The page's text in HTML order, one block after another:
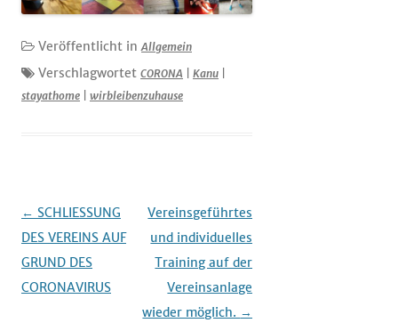
Veröffentlicht inAllgemein
Verschlagwortet CORONA Kanu
stayathome
wirbleibenzuhause
Beitrags-
Navigation
← SCHLIESSUNG
DES VEREINS AUF
GRUND DES
CORONAVIRUS
Vereinsgeführtes
und individuelles
Training auf der
Vereinsanlage
wieder möglich. →